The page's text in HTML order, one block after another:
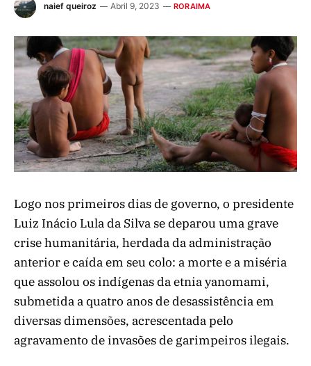
naief queiroz Abril 9, 2023 RORAIMA
Logo nos primeiros dias de governo, o presidente
Luiz Inácio Lula da Silva se deparou uma grave
crise humanitária, herdada da administração
anterior e caída em seu colo: a morte e a miséria
que assolou os indígenas da etnia yanomami,
submetida a quatro anos de desassistência em
diversas dimensões, acrescentada pelo
agravamento de invasões de garimpeiros ilegais.